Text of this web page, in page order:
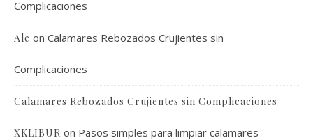
Complicaciones
Ale on Calamares Rebozados Crujientes sin
Complicaciones
Calamares Rebozados Crujientes sin Complicaciones -
XKLIBUR on Pasos simples para limpiar calamares